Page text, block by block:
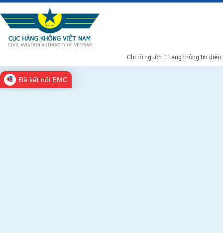
Ghi rõ nguồn 'Trang thông tin
Đã kết nối EMC